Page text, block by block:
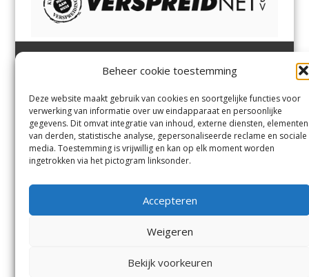
Beheer cookie toestemming
Deze website maakt gebruik van cookies en soortgelijke functies voor
verwerking van informatie over uw eindapparaat en persoonlijke
gegevens. Dit omvat integratie van inhoud, externe diensten, elementen
van derden, statistische analyse, gepersonaliseerde reclame en sociale
media. Toestemming is vrijwillig en kan op elk moment worden
ingetrokken via het pictogram linksonder.
Accepteren
Weigeren
Bekijk voorkeuren
Margadantstraat 34
1976 DN IJmuiden
023-8200170
info@heemsteder.nl
info@bloemendaler.nl
Bennebroek,Vogelenzang,
OverveenenAerdenhout
Contact
Vacatures
Voorwaarden
© De Heemsteder Uitgevers B.V.